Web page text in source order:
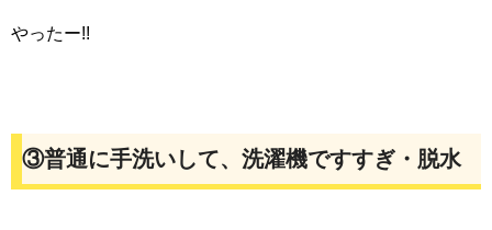
やったー!!
③普通に手洗いして、洗濯機ですすぎ・脱水